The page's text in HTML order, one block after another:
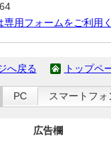
用フォームをご利用
へ戻る トップペ
PC スマートフォ
広告欄